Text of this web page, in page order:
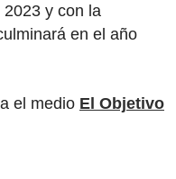
y con la
en el año
el medio El Objetivo